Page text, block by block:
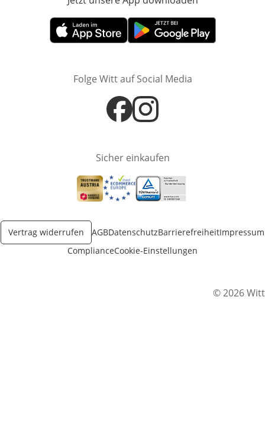
Öffnet in neuem FensterÖffnet in neuem Fenster
Folge Witt auf Social Media
Öffnet in neuem Fenster
Öffnet in neuem Fenster
Sicher einkaufen
Öffnet in neuem Fenster
Öffnet in neuem Fenster
Öffnet in neuem Fenster
Vertrag widerrufen AGBDatenschutzBarrierefreiheitImpressum
ComplianceCookie-Einstellungen
© 2026 Witt